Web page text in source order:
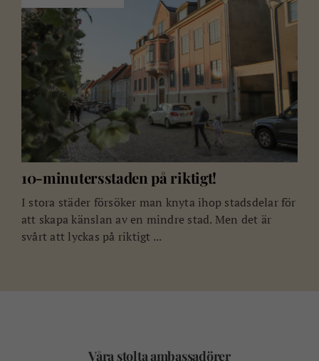
10-minutersstaden på riktigt!
I stora städer försöker man knyta ihop stadsdelar för
att skapa känslan av en mindre stad. Men det är
svårt att lyckas på riktigt ...
Våra stolta ambassadörer